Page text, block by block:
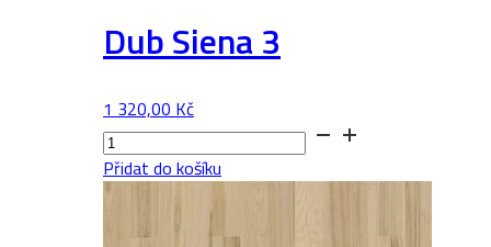
Dub Siena 3
1 320,00 Kč
Dub
Siena
3
Přidat do košíku